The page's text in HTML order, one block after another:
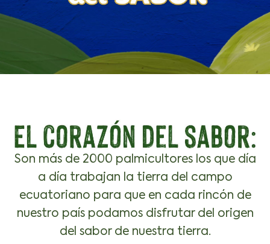
Son más de 2000 palmicultores los que día
a día trabajan la tierra del campo
ecuatoriano para que en cada rincón de
nuestro país podamos disfrutar del origen
del sabor de nuestra tierra.